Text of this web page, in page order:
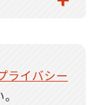
ライバシー